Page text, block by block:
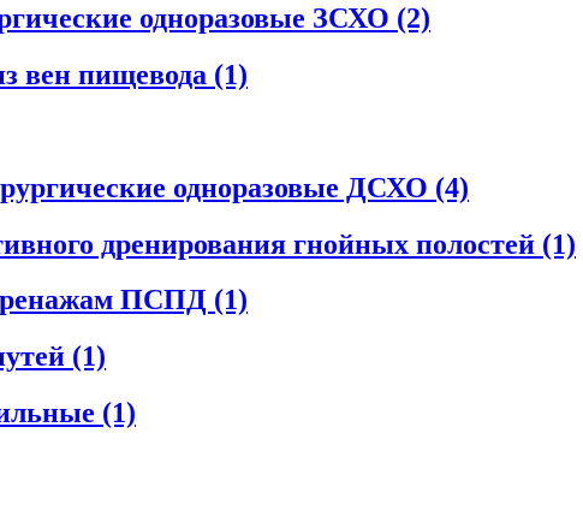
одноразовые ЗСХО (2)
вен пищевода (1)
одноразовые ДСХО (4)
дренирования гнойных полостей (1)
ПСПД (1)
(1)
(1)